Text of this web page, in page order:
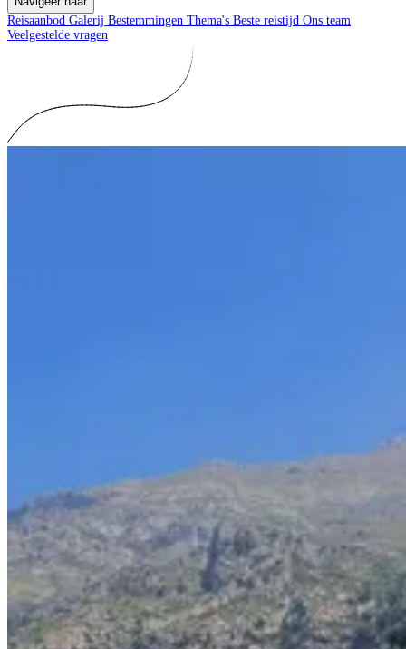
Reisaanbod Galerij Bestemmingen Thema's Beste reistijd Ons team
Veelgestelde vragen